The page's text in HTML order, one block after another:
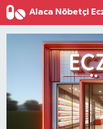
Alaca Nöbetçi
İzmir Hava Durumu
İzmir Namaz
İzmir Trafik
Süper Lig Puan
Tüm Manşetler